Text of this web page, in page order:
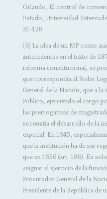
Orlando, El control de
Estado, Universidad
31-128.
[6] La idea de un MP como
antecedentes en el texto de
reforma constitucional, se
que correspondía al Poder
General de la Nación, que a la
Público, ejerciendo el cargo
las prerrogativas de
se remitía el desarrollo de la
especial. En 1945,
que la institución ha de ser
que en 1956 (art. 186). Es
asignar el ejercicio de la
Procurador General de la
Presidente de la República de